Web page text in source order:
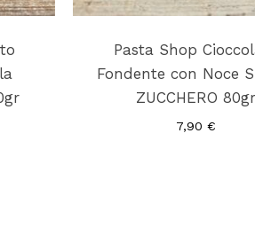
Pasta Shop
Fondente con Noce
ZUCCHERO 80gr
7,90 €